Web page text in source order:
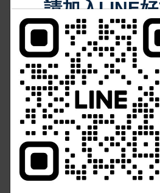
45 Aug 06,
最新消息
瞄準 AI 搜尋紅利
業佈局 GEO
48 Aug 06,
熱門新聞
最新消息
泰籍媳婦主廚
河粉到咖哩 展
請加入LINE
中 華 超
Https://reurl.cc/